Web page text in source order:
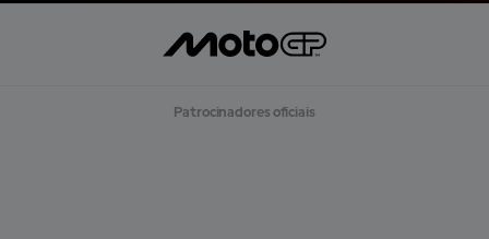
Patrocinadores oficiais